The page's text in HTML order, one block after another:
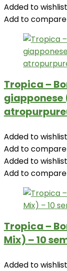
Added to wishlist
Add to compare
Tropica –
Added to wishlist
Add to compare
Added to wishlist
Add to compare
Tropica –
Mix) – 10
Added to wishlist